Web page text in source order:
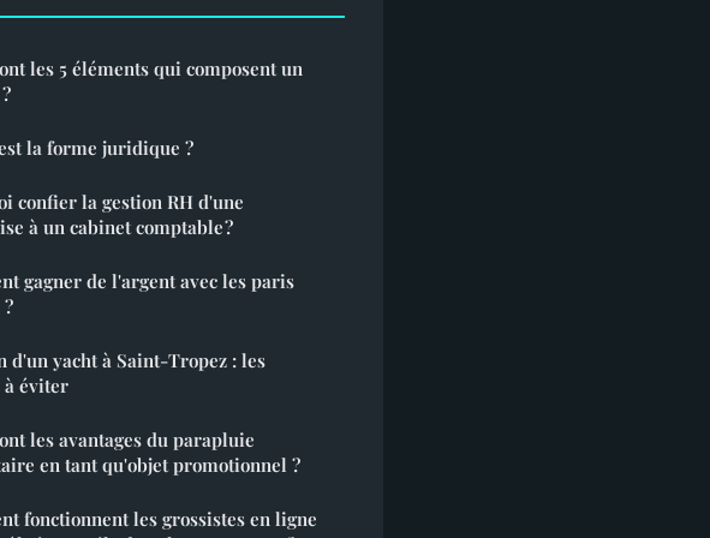
les 5 éléments qui composent un
la forme juridique ?
confier la gestion RH d'une
à un cabinet comptable ?
gagner de l'argent avec les paris
d'un yacht à Saint-Tropez : les
éviter
les avantages du parapluie
en tant qu'objet promotionnel ?
fonctionnent les grossistes en ligne